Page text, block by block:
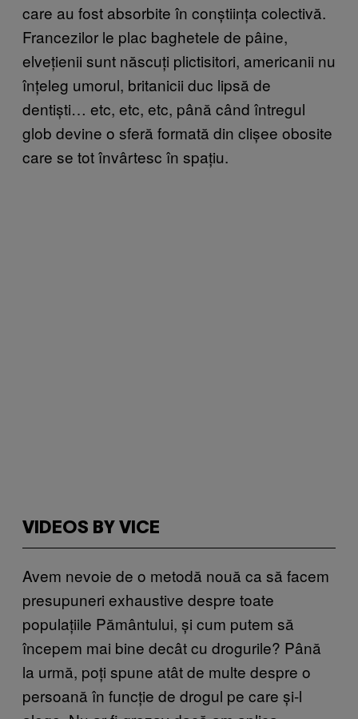
care au fost absorbite în conștiința colectivă.
Francezilor le plac baghetele de pâine,
elvețienii sunt născuți plictisitori, americanii nu
înțeleg umorul, britanicii duc lipsă de
dentiști… etc, etc, etc, până când întregul
glob devine o sferă formată din clișee obosite
care se tot învârtesc în spațiu.
VIDEOS BY VICE
Avem nevoie de o metodă nouă ca să facem
presupuneri exhaustive despre toate
populațiile Pământului, și cum putem să
începem mai bine decât cu drogurile? Până
la urmă, poți spune atât de multe despre o
persoană în funcție de drogul pe care și-l